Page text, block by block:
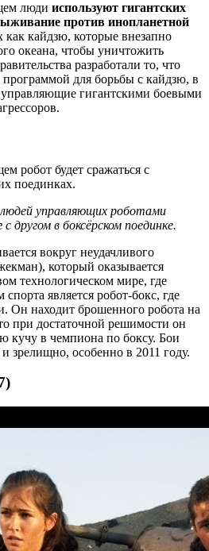
люди используют гигантских
против инопланетной
как кайдзю, которые внезапно
океана, чтобы уничтожить
разработали то, что
для борьбы с кайдзю, в
гигантскими боевыми
робот будет сражаться с
поединках.
управляющих роботами
в боксёрском поединке.
вокруг неудачливого
который оказывается
технологическом мире, где
является робот-бокс, где
Он находит брошенного робота на
при достаточной решимости он
кучу в чемпиона по боксу. Бои
зрелищно, особенно в 2011 году.